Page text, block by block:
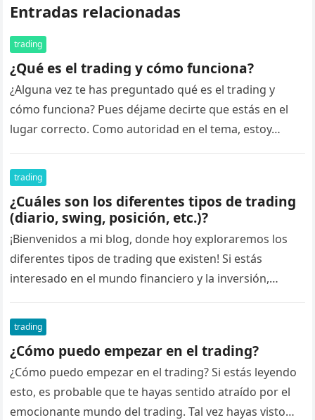
Entradas relacionadas
trading
¿Qué es el trading y cómo funciona?
¿Alguna vez te has preguntado qué es el trading y
cómo funciona? Pues déjame decirte que estás en el
lugar correcto. Como autoridad en el tema, estoy…
trading
¿Cuáles son los diferentes tipos de trading
(diario, swing, posición, etc.)?
¡Bienvenidos a mi blog, donde hoy exploraremos los
diferentes tipos de trading que existen! Si estás
interesado en el mundo financiero y la inversión,
trading
¿Cómo puedo empezar en el trading?
¿Cómo puedo empezar en el trading? Si estás leyendo
esto, es probable que te hayas sentido atraído por el
emocionante mundo del trading. Tal vez hayas visto…